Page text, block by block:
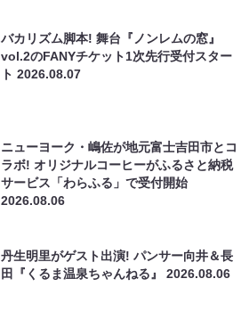
バカリズム脚本! 舞台『ノンレムの窓』
vol.2のFANYチケット1次先行受付スター
ト2026.08.07
ニューヨーク・嶋佐が地元富士吉田市とコ
ラボ! オリジナルコーヒーがふるさと納税
サービス「わらふる」で受付開始
2026.08.06
丹生明里がゲスト出演! パンサー向井＆長
田『くるま温泉ちゃんねる』2026.08.06